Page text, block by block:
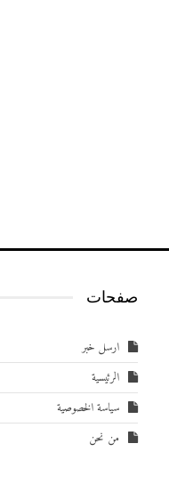
صفحات
ارسل خبر
الرئيسية
سياسة الخصوصية
من نحن